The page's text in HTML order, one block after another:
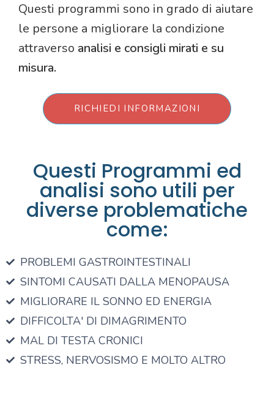
Questi programmi sono in grado di aiutare
le persone a migliorare la condizione
attraverso analisi e consigli mirati e su
misura.
RICHIEDI INFORMAZIONI
Questi Programmi ed
analisi sono utili per
diverse problematiche
come:
PROBLEMI GASTROINTESTINALI
SINTOMI CAUSATI DALLA MENOPAUSA
MIGLIORARE IL SONNO ED ENERGIA
DIFFICOLTA' DI DIMAGRIMENTO
MAL DI TESTA CRONICI
STRESS, NERVOSISMO E MOLTO ALTRO